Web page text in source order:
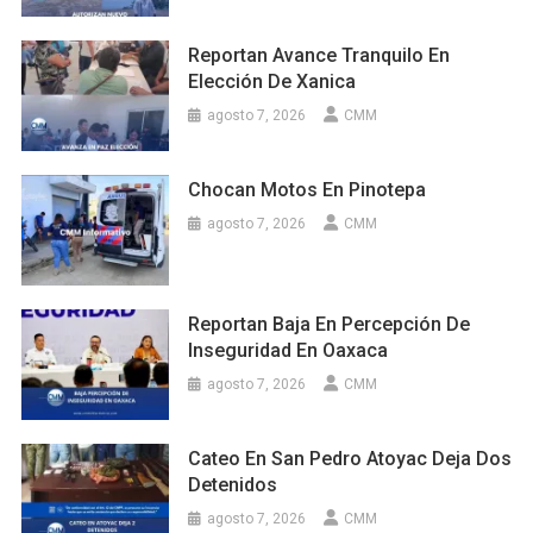
Reportan Avance Tranquilo En
Elección De Xanica
agosto 7, 2026 CMM
Chocan Motos En Pinotepa
agosto 7, 2026 CMM
Reportan Baja En Percepción De
Inseguridad En Oaxaca
agosto 7, 2026 CMM
Cateo En San Pedro Atoyac Deja Dos
Detenidos
agosto 7, 2026 CMM